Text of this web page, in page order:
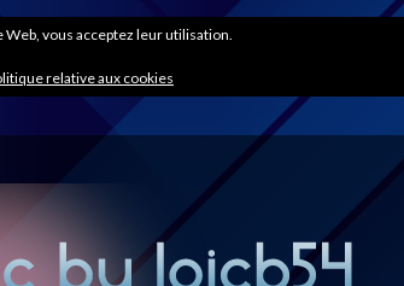
vous acceptez leur utilisation.
relative aux cookies